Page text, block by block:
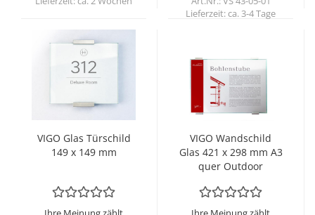
Lieferzeit:ca. 3-4 Tage
VIGO Glas Tür­schild
149 x 149 mm
VIGO Wand­schild
Glas 421 x 298 mm A3
quer Out­door